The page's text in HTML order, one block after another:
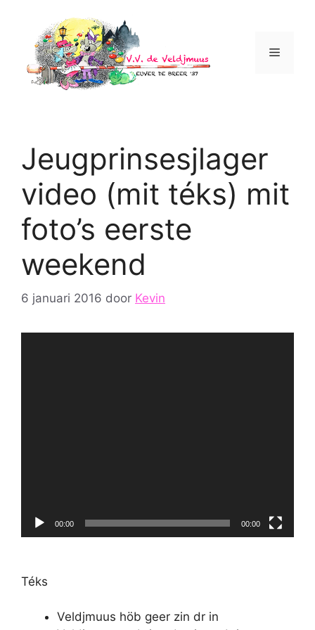
inhoud
Menu
Jeugprinsesjlager
video (mit téks) mit
foto’s eerste
weekend
6 januari 2016 door Kevin
00:00 00:00
Téks
Veldjmuus höb geer zin dr in